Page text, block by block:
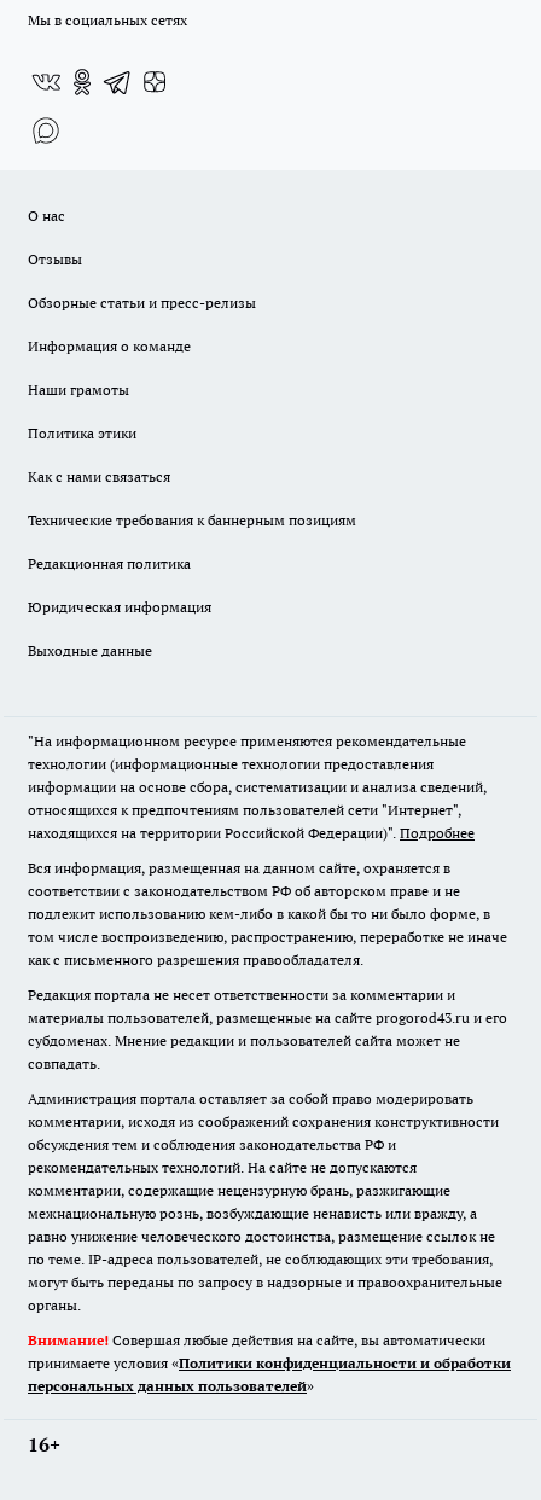
Мы в социальных сетях
О нас
Отзывы
Обзорные статьи и пресс-релизы
Информация о команде
Наши грамоты
Политика этики
Как с нами связаться
Технические требования к баннерным позициям
Редакционная политика
Юридическая информация
Выходные данные
"На информационном ресурсе применяются рекомендательные
технологии (информационные технологии предоставления
информации на основе сбора, систематизации и анализа сведений,
относящихся к предпочтениям пользователей сети "Интернет",
находящихся на территории Российской Федерации)". Подробнее
Вся информация, размещенная на данном сайте, охраняется в
соответствии с законодательством РФ об авторском праве и не
подлежит использованию кем-либо в какой бы то ни было форме, в
том числе воспроизведению, распространению, переработке не иначе
как с письменного разрешения правообладателя.
Редакция портала не несет ответственности за комментарии и
материалы пользователей, размещенные на сайте progorod43.ru и его
субдоменах. Мнение редакции и пользователей сайта может не
совпадать.
Администрация портала оставляет за собой право модерировать
комментарии, исходя из соображений сохранения конструктивности
обсуждения тем и соблюдения законодательства РФ и
рекомендательных технологий. На сайте не допускаются
комментарии, содержащие нецензурную брань, разжигающие
межнациональную рознь, возбуждающие ненависть или вражду, а
равно унижение человеческого достоинства, размещение ссылок не
по теме. IP-адреса пользователей, не соблюдающих эти требования,
могут быть переданы по запросу в надзорные и правоохранительные
органы.
Внимание! Совершая любые действия на сайте, вы автоматически
принимаете условия «Политики конфиденциальности и обработки
персональных данных пользователей»
16+